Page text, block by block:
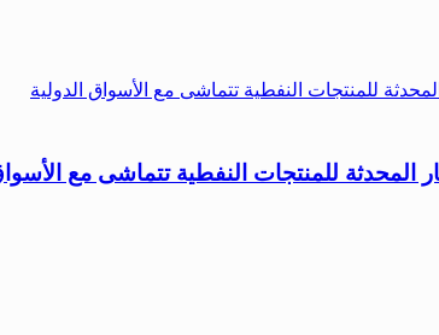
المحدثة للمنتجات النفطية تتماشى مع